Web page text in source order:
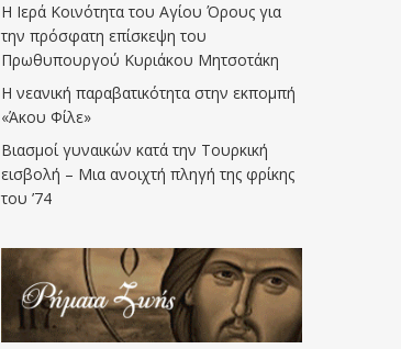
Η Ιερά Κοινότητα του Αγίου Όρους για
την πρόσφατη επίσκεψη του
Πρωθυπουργού Κυριάκου Μητσοτάκη
Η νεανική παραβατικότητα στην εκπομπή
«Άκου Φίλε»
Βιασμοί γυναικών κατά την Τουρκική
εισβολή – Μια ανοιχτή πληγή της φρίκης
του ’74